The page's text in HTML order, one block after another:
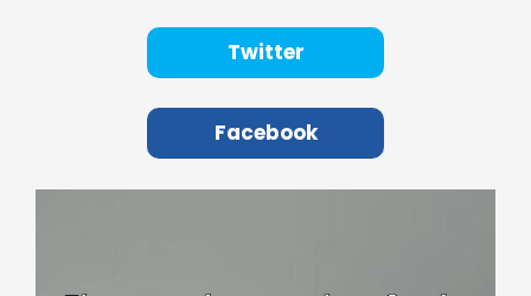
Twitter
Facebook